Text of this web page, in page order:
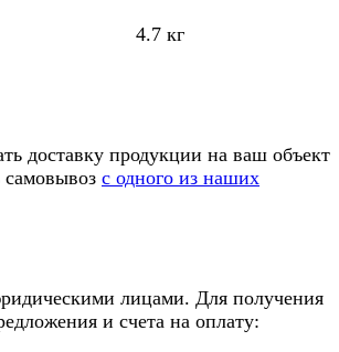
4.7 кг
доставку продукции на ваш объект
с одного из наших
лицами. Для получения
и счета на оплату: